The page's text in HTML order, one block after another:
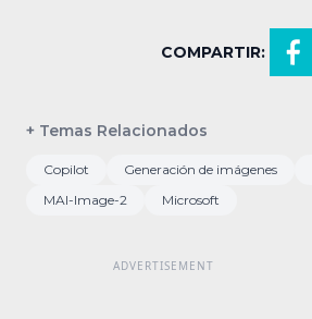
COMPARTIR:
+ Temas Relacionados
Copilot Generación de imágenes
MAI-Image-2
Microsoft